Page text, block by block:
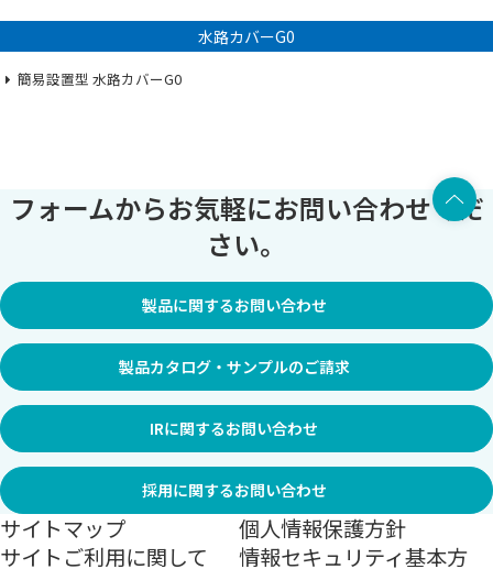
水路カバーG0
簡易設置型 水路カバーG0
フォームからお気軽にお問い合わせくだ
さい。
製品に関するお問い合わせ
製品カタログ・サンプルのご請求
IRに関するお問い合わせ
採用に関するお問い合わせ
サイトマップ
個人情報保護方針
サイトご利用に関して
情報セキュリティ基本方